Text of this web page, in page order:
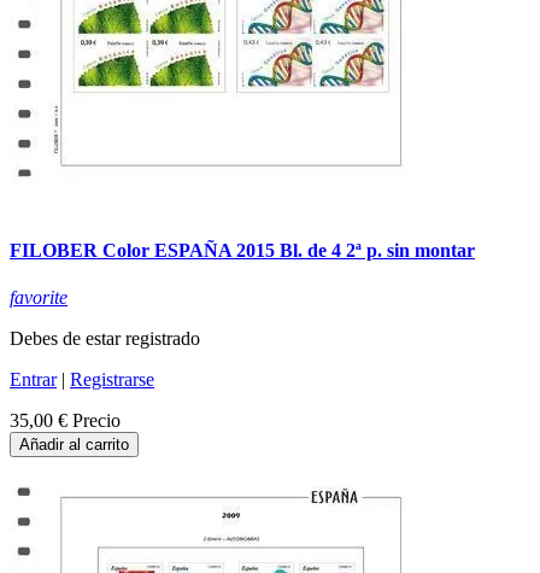
FILOBER Color ESPAÑA 2015 Bl. de 4 2ª p. sin montar
favorite
Debes de estar registrado
Entrar| Registrarse
35,00 € Precio
Añadir al carrito